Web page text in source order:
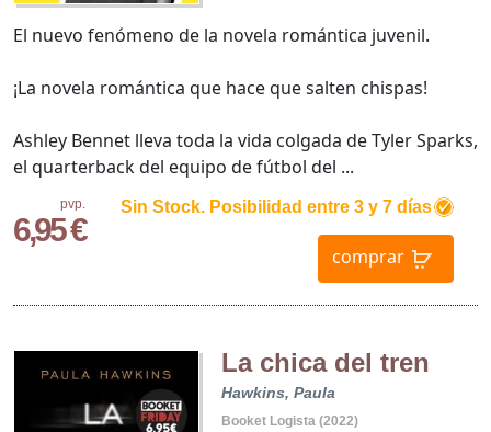
pvp.
6,95 €
Sin Stock. Posibilidad entre 3 y 7 días
comprar
El nuevo fenómeno de la novela romántica juvenil.
¡La novela romántica que hace que salten chispas!
Ashley Bennet lleva toda la vida colgada de Tyler Sparks,
el quarterback del equipo de fútbol del ...
La chica del tren
Hawkins, Paula
Booket Logista (2022)